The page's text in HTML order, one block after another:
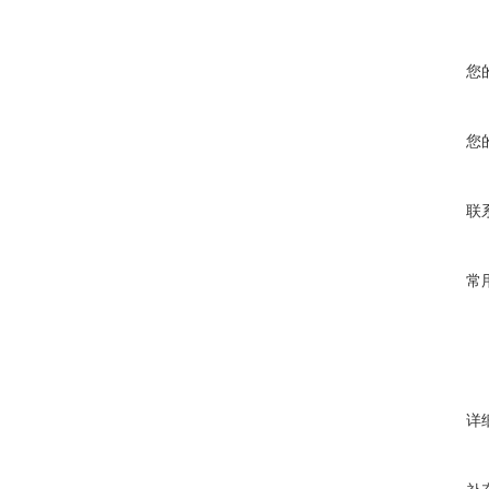
您
您
联
常
详